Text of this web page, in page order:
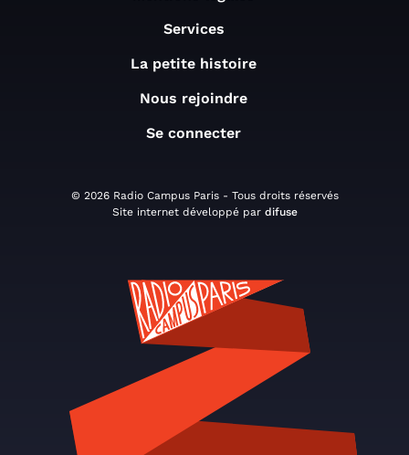
Services
La petite histoire
Nous rejoindre
Se connecter
© 2026 Radio Campus Paris - Tous droits réservés
Site internet développé par difuse